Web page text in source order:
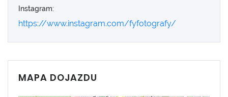
Instagram:
https://www.instagram.com/fyfotografy/
MAPA DOJAZDU